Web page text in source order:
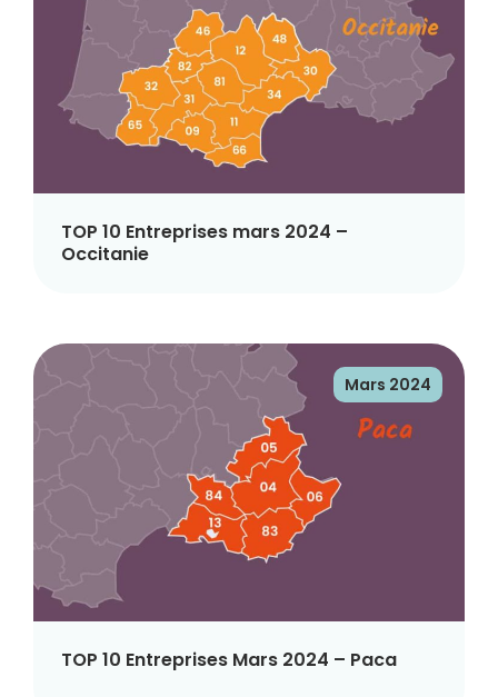
TOP 10 Entreprises mars 2024 –
Occitanie
Mars 2024
TOP 10 Entreprises Mars 2024 – Paca